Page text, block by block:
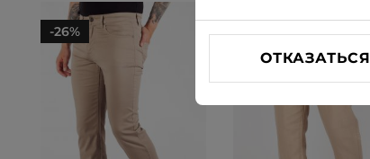
-26% -10%
ОТКАЗАТЬСЯ